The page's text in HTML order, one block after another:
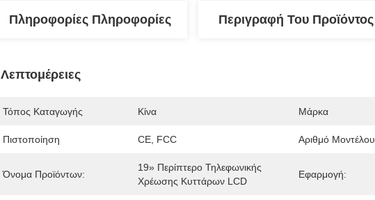
Πληροφορίες Πληροφορίες Περιγραφή Του Προϊόντος
Λεπτομέρειες
Τόπος Καταγωγής Κίνα Μάρκα
Πιστοποίηση CE, FCC Αριθμό Μοντέλου
Όνομα Προϊόντων:
19» Περίπτερο Τηλεφωνικής
Χρέωσης Κυττάρων LCD
Εφαρμογή: